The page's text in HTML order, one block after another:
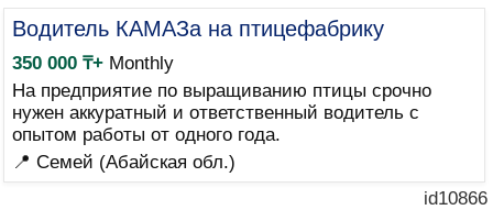
Водитель КАМАЗа на птицефабрику
350 000 ₸+Monthly
На предприятие по выращиванию птицы срочно
нужен аккуратный и ответственный водитель с
опытом работы от одного года.
📍 Семей (Абайская обл.)
id10866